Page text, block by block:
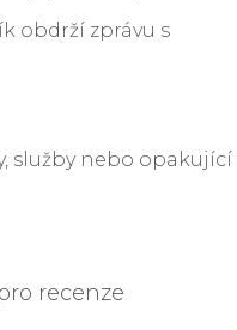
obdrží zprávu s
služby nebo opakující
recenze